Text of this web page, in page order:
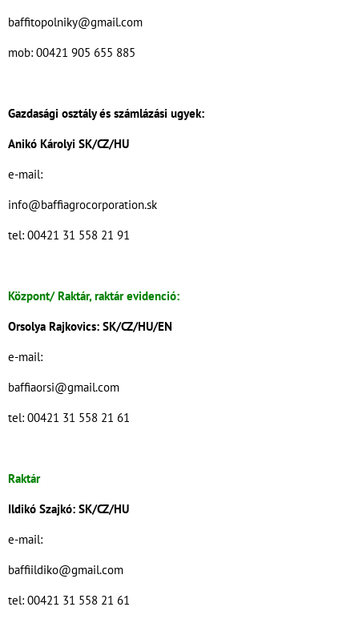
baffitopolniky@gmail.com
mob: 00421 905 655 885
Gazdasági osztály és számlázási ugyek:
Anikó Károlyi SK/CZ/HU
e-mail:
info@baffiagrocorporation.sk
tel: 00421 31 558 21 91
Központ/ Raktár, raktár evidenció:
Orsolya Rajkovics: SK/CZ/HU/EN
e-mail:
baffiaorsi@gmail.com
tel: 00421 31 558 21 61
Raktár
Ildikó Szajkó: SK/CZ/HU
e-mail:
baffiildiko@gmail.com
tel: 00421 31 558 21 61